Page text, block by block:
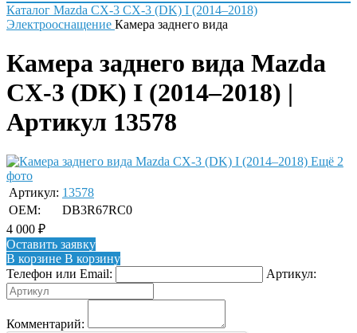
Каталог Mazda CX-3 CX-3 (DK) I (2014–2018)
Электрооснащение Камера заднего вида
Камера заднего вида Mazda
CX-3 (DK) I (2014–2018) |
Артикул 13578
Ещё 2
фото
Артикул: 13578
OEM:
DB3R67RC0
4 000 ₽
Оставить заявку
В корзине В корзину
Телефон или Email:
Артикул:
Комментарий: